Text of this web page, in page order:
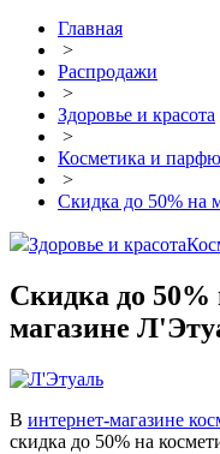
Главная
>
Распродажи
>
Здоровье и красота
>
Косметика и
>
Скидка до 50% на
Здоровье и красота
Скидка до
магазине
В интернет-магазине
скидка до 50% на